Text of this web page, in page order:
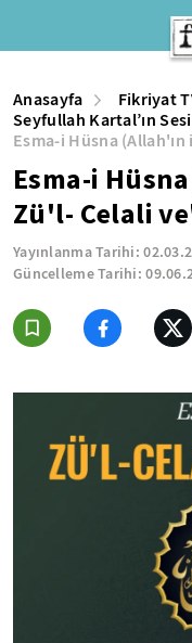
Anasayfa
Fikriyat
Seyfullah Kartal’ın
Esma-i Hüsna
Esma-i
Zü'l- Celali
Yayınlanma Tarihi:
Güncelleme Tarihi: